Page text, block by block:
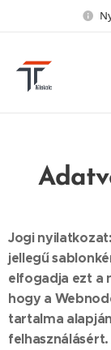
Jogi
jellegű
elfogadja ezt a
hogy a
tartalma